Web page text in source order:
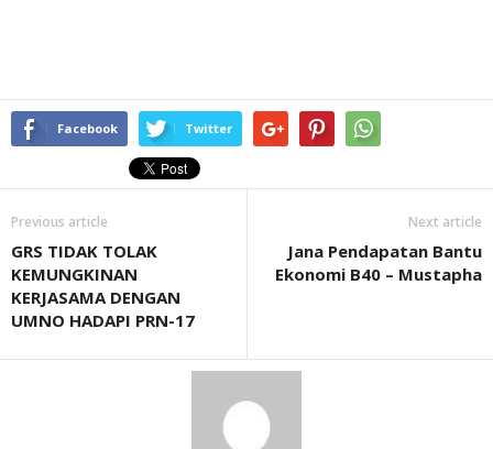
Facebook Twitter
Previous article
GRS TIDAK TOLAK
KEMUNGKINAN
KERJASAMA DENGAN
UMNO HADAPI PRN-17
Next article
Jana Pendapatan Bantu
Ekonomi B40 – Mustapha